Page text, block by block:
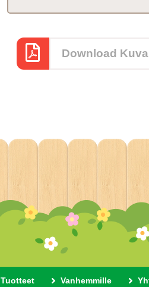
Download
Tuotteet Vanhemmille